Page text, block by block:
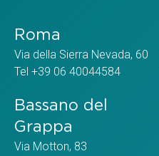
Roma
Via della Sierra Nevada, 60
Tel +39 06 40044584
Bassano del
Grappa
Via Motton, 83